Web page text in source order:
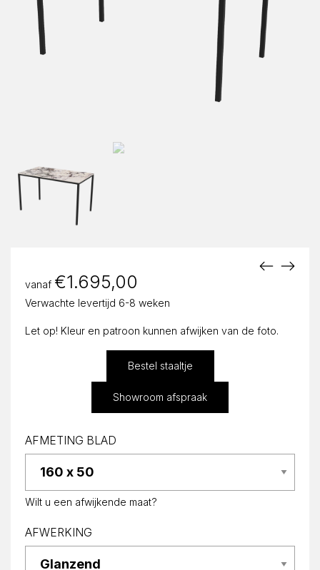
vanaf €1.695,00
Verwachte levertijd 6-8 weken
Let op! Kleur en patroon kunnen afwijken van de foto.
Bestel staaltje
Showroom afspraak
AFMETING BLAD
Wilt u een afwijkende maat?
AFWERKING